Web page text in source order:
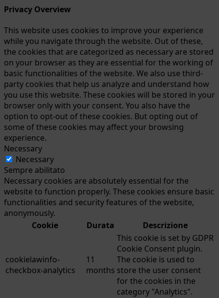
Privacy Overview
This website uses cookies to improve your experience
while you navigate through the website. Out of these,
the cookies that are categorized as necessary are stored
on your browser as they are essential for the working of
basic functionalities of the website. We also use third-
party cookies that help us analyze and understand how
you use this website. These cookies will be stored in your
browser only with your consent. You also have the
option to opt-out of these cookies. But opting out of
some of these cookies may affect your browsing
experience.
Necessary
Necessary
Sempre abilitato
Necessary cookies are absolutely essential for the
website to function properly. These cookies ensure basic
functionalities and security features of the website,
anonymously.
Cookie
Durata Descrizione
cookielawinfo-
checkbox-analytics
11
months
This cookie is set by GDPR
Cookie Consent plugin.
The cookie is used to
store the user consent
for the cookies in the
category "Analytics".